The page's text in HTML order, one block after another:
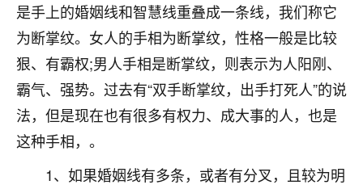
是手上的婚姻线和智慧线重叠成一条线，我们称它
为断掌纹。女人的手相为断掌纹，性格一般是比较
狠、有霸权;男人手相是断掌纹，则表示为人阳刚、
霸气、强势。过去有“双手断掌纹，出手打死人”的说
法，但是现在也有很多有权力、成大事的人，也是
这种手相，。
1、如果婚姻线有多条，或者有分叉，且较为明
梦醒时分
我女儿高二叛逆，大半年不上学，一说她就要死要活
的，把我们两口子愁的不行，朋友给我推荐的慧来老
师，一开始我是病急乱投医，这半年来，法事一个个
做完，我女儿跟变了个人一样，不期望她能考多好的
大学，只要能安安稳稳的把书读了，身体心理都健健
康康的我就很知足了！
鹿森：可怜天下父母心啊！